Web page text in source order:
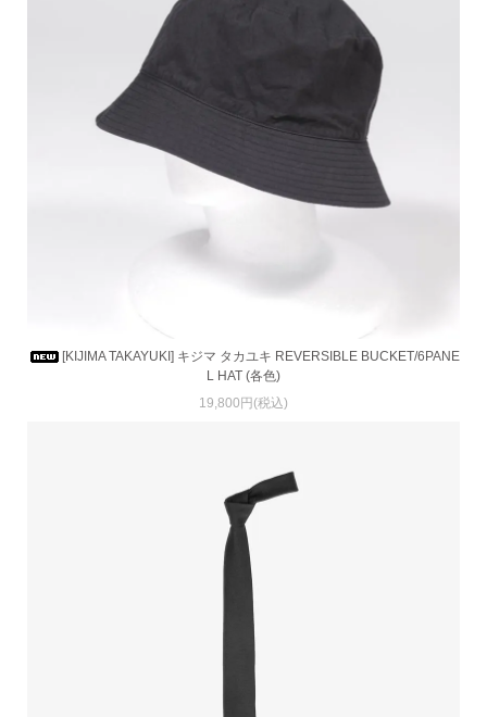
[KIJIMA TAKAYUKI] キジマ タカユキ REVERSIBLE BUCKET/6PANE
L HAT (各色)
19,800円(税込)